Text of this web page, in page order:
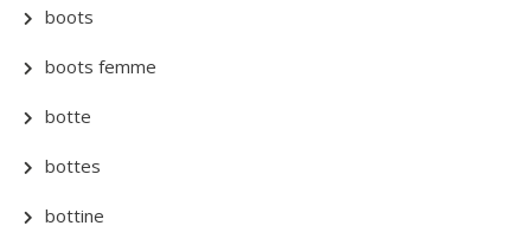
boots
boots femme
botte
bottes
bottine